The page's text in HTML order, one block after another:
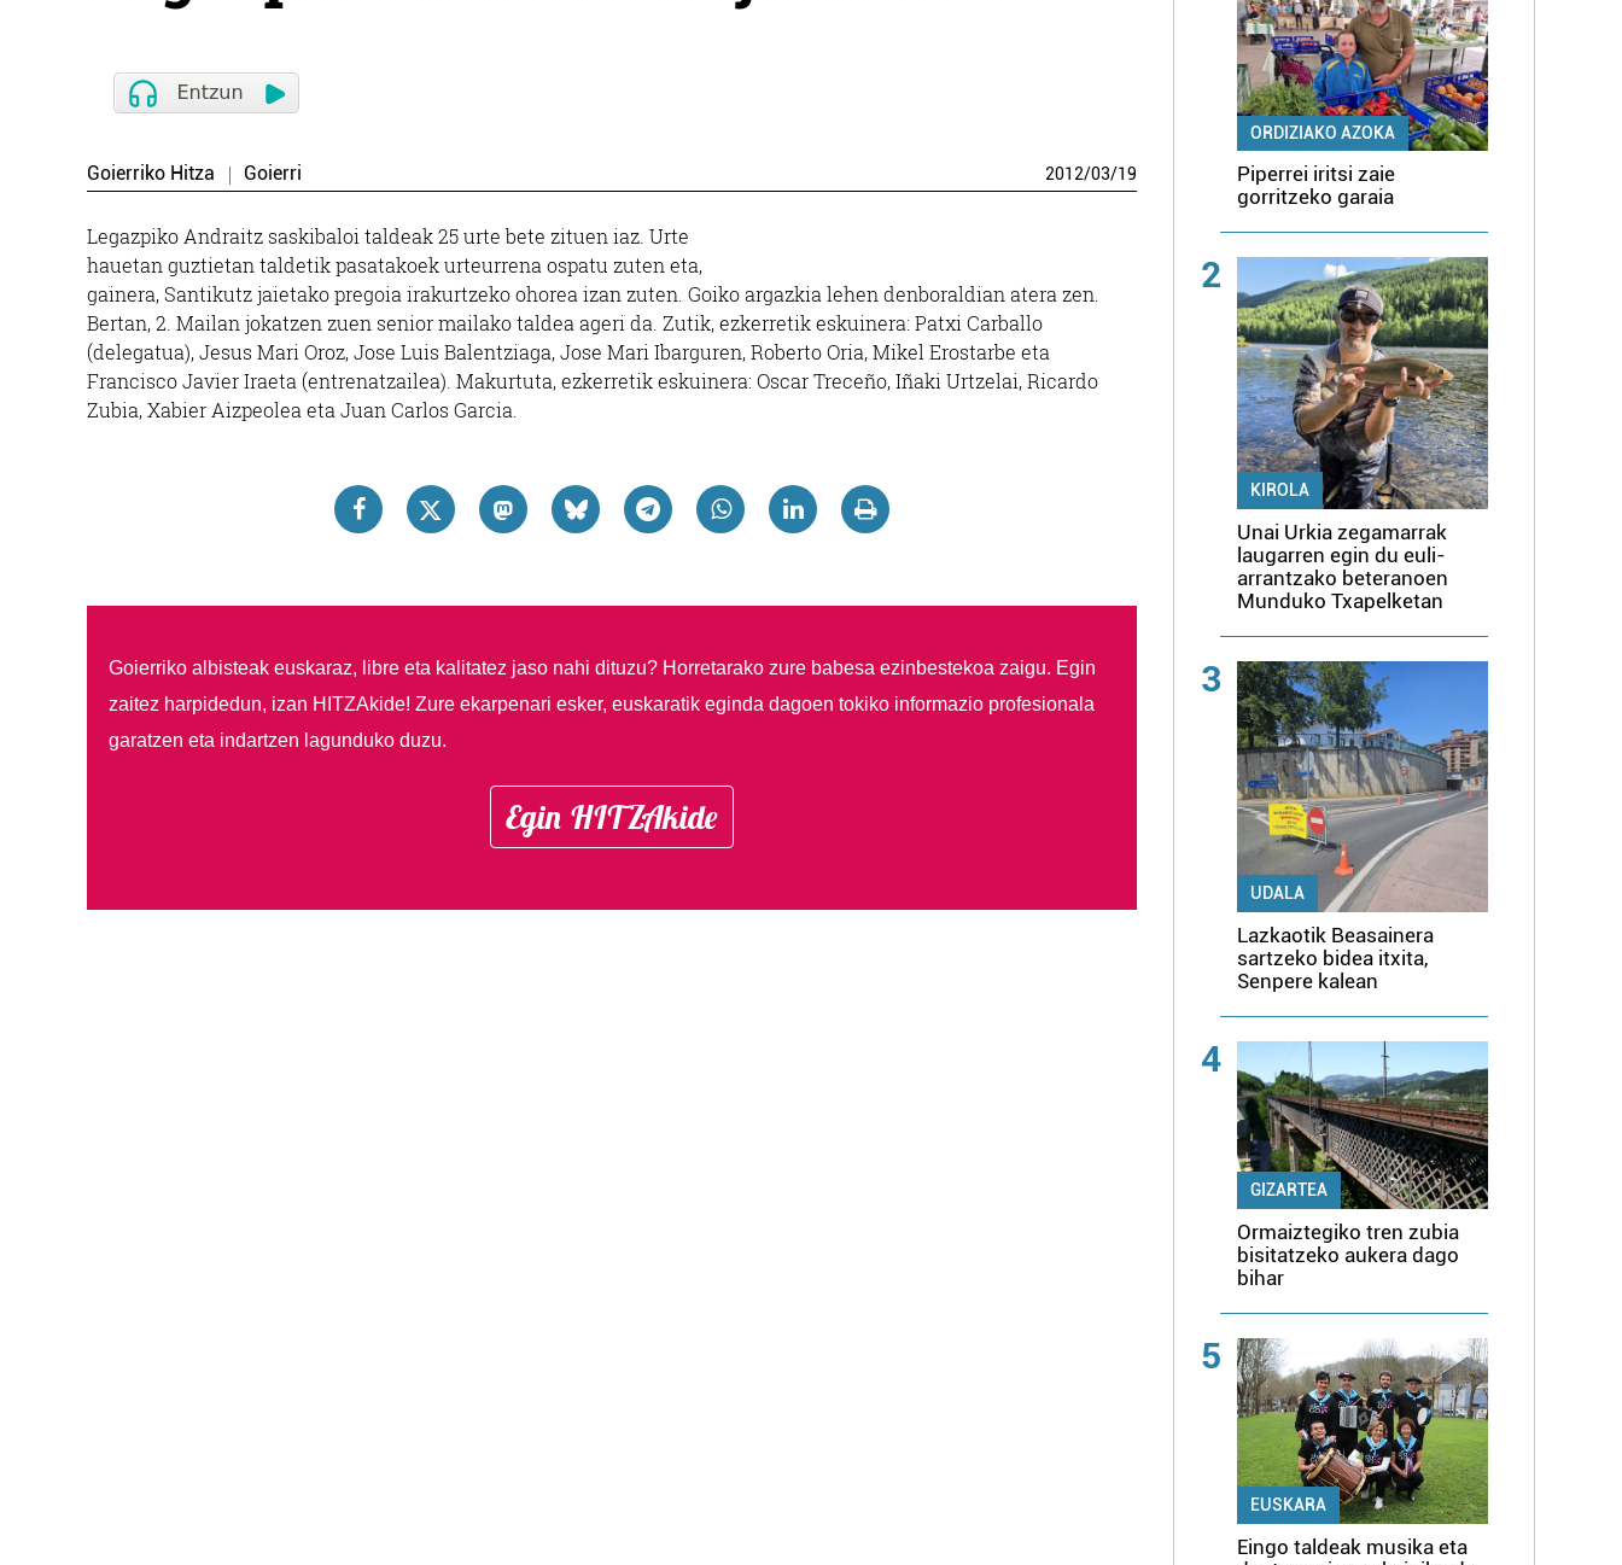
Goierriko Hitza Goierri 2012/03/19
Legazpiko Andraitz saskibaloi taldeak 25 urte bete zituen iaz. Urte
hauetan guztietan taldetik pasatakoek urteurrena ospatu zuten eta,
gainera, Santikutz jaietako pregoia irakurtzeko ohorea izan zuten. Goiko argazkia lehen denboraldian atera zen.
Bertan, 2. Mailan jokatzen zuen senior mailako taldea ageri da. Zutik, ezkerretik eskuinera: Patxi Carballo
(delegatua), Jesus Mari Oroz, Jose Luis Balentziaga, Jose Mari Ibarguren, Roberto Oria, Mikel Erostarbe eta
Francisco Javier Iraeta (entrenatzailea). Makurtuta, ezkerretik eskuinera: Oscar Treceño, Iñaki Urtzelai, Ricardo
Zubia, Xabier Aizpeolea eta Juan Carlos Garcia.
Goierriko albisteak euskaraz, libre eta kalitatez jaso nahi dituzu? Horretarako zure babesa ezinbestekoa zaigu. Egin
zaitez harpidedun, izan HITZAkide! Zure ekarpenari esker, euskaratik eginda dagoen tokiko informazio profesionala
garatzen eta indartzen lagunduko duzu.
Egin HITZAkide
ORDIZIAKO AZOKA
Piperrei iritsi zaie
gorritzeko garaia
2
KIROLA
Unai Urkia zegamarrak
laugarren egin du euli-
arrantzako beteranoen
Munduko Txapelketan
3
UDALA
Lazkaotik Beasainera
sartzeko bidea itxita,
Senpere kalean
4
GIZARTEA
Ormaiztegiko tren zubia
bisitatzeko aukera dago
bihar
5
EUSKARA
Eingo taldeak musika eta